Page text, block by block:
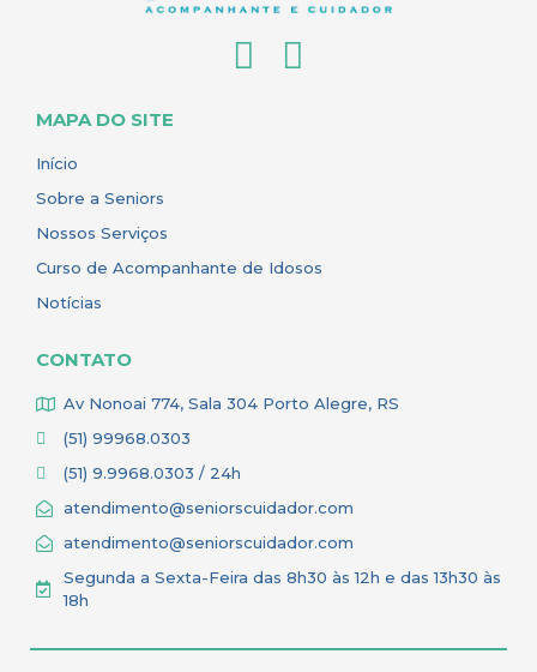
MAPA DO SITE
Início
Sobre a Seniors
Nossos Serviços
Curso de Acompanhante de Idosos
Notícias
CONTATO
Av Nonoai 774, Sala 304 Porto Alegre, RS
(51) 99968.0303
(51) 9.9968.0303 / 24h
atendimento@seniorscuidador.com
atendimento@seniorscuidador.com
Segunda a Sexta-Feira das 8h30 às 12h e das 13h30 às
18h